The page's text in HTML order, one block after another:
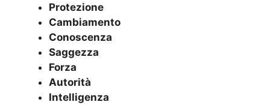
Protezione
Cambiamento
Conoscenza
Saggezza
Forza
Autorità
Intelligenza